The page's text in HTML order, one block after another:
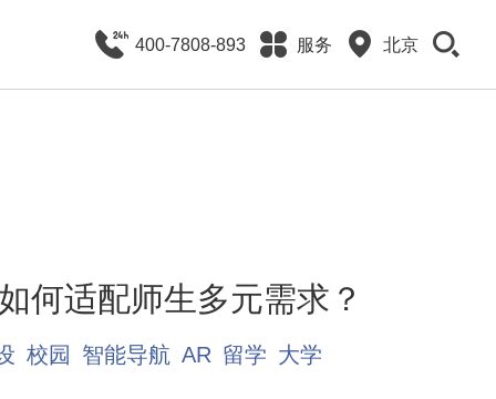
400-7808-893 服务 北京
何适配师生多元需求？
校园 智能导航 AR 留学 大学